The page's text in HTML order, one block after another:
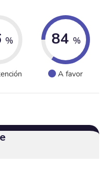
% 84 %
A favor